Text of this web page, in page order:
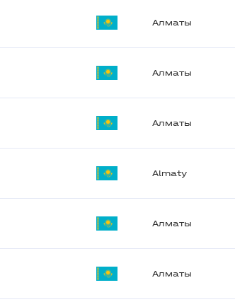
Алматы
Алматы
Алматы
Almaty
Алматы
Алматы